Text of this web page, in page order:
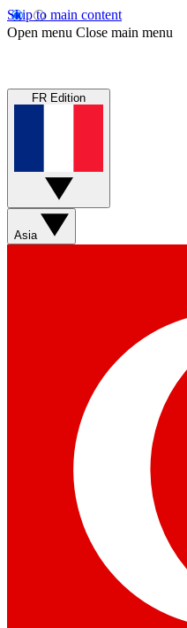
Skip to main content
Open menu Close main menu
FR Edition
Asia